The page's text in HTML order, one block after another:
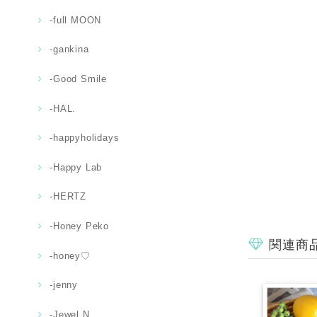
-full MOON
-gankina
-Good Smile
-HAL.
-happyholidays
-Happy Lab
-HERTZ
-Honey Peko
-honey♡
-jenny
-Jewel.N
関連商